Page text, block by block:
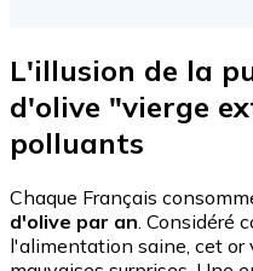
L'illusion de la
d'olive "vierge
polluants
Chaque Français
d'olive par an . Considéré
l'alimentation saine, cet or